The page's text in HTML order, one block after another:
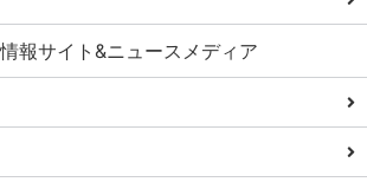
報サイト&ニュースメディア